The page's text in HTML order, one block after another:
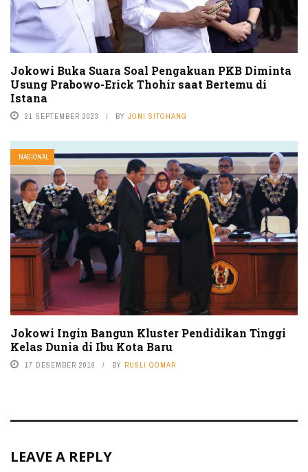
Jokowi Buka Suara Soal Pengakuan PKB Diminta
Usung Prabowo-Erick Thohir saat Bertemu di
Istana
21 SEPTEMBER 2023 BY JONI SITOHANG
NASIONAL
Jokowi Ingin Bangun Kluster Pendidikan Tinggi
Kelas Dunia di Ibu Kota Baru
17 DESEMBER 2019 BY RUSLI QOMAR
LEAVE A REPLY